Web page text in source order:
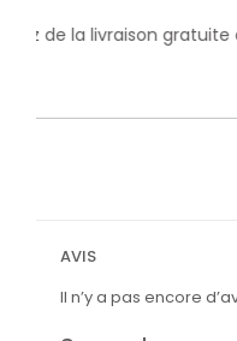
de la livraison gratuite
AVIS
Il n’y a pas encore